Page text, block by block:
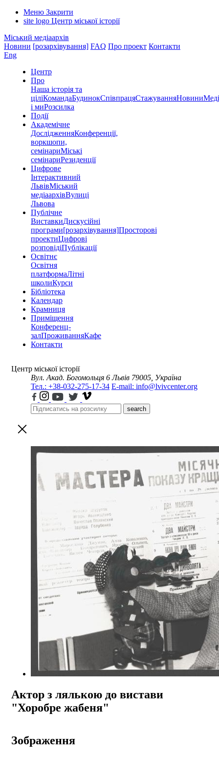
Меню Закрити
site logo Центр міської історії
Міський медіаархів
Новини [розархівування] FAQ Про проект Контакти
Eng
Центр
Про
Наша історія та
ціліКомандаБудинокСпівпрацяСтажуванняНовини
і миРозсилка
Події
Академічне
ДослідженняКонференції,
воркшопи,
семінариМіські
семінариРезиденції
Цифрове
Інтерактивний
ЛьвівМіський
медіаархівВулиці
Львова
Публічне
ВиставкиДискусійні
програми[розархівування]Просторові
проектиЦифрові
розповідіПублікації
Освітнє
Освітня
платформаЛітні
школиКурси
Бібліотека
Календар
Крамниця
Приміщення
Конференц-
залПроживанняКафе
Контакти
Центр міської історії
Вул. Акад. Богомольця 6 Львів 79005, Україна
Тел.: +38-032-275-17-34 E-mail: info@lvivcenter.org
search
Актор з лялькою до вистави
"Хоробре жабеня"
Зображення